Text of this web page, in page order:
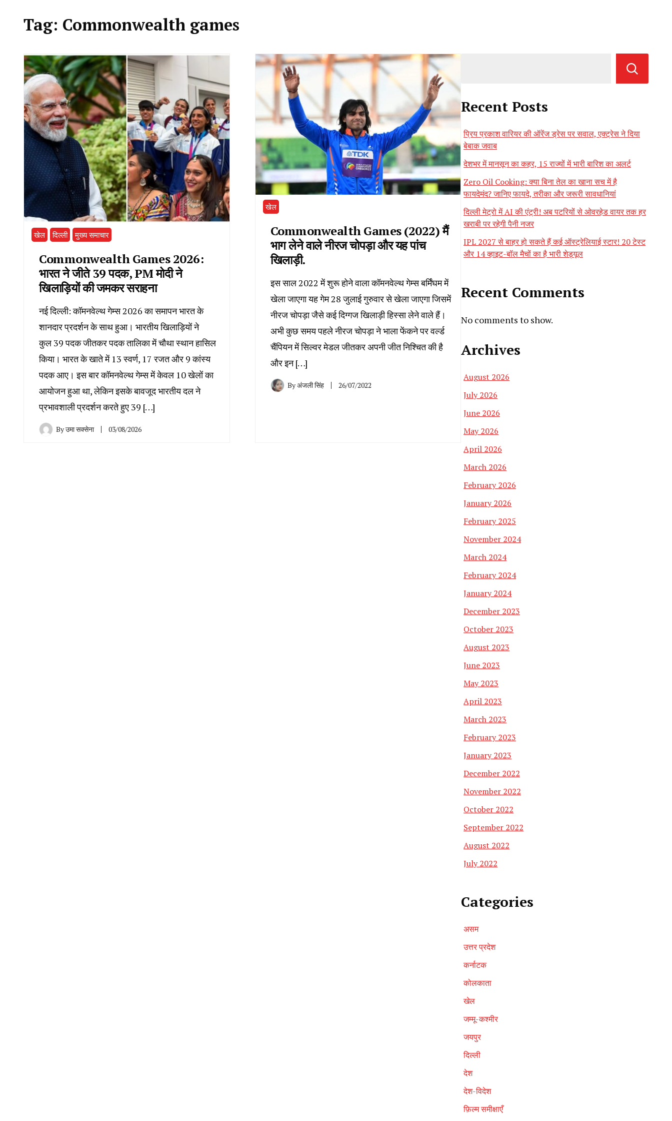
Tag: Commonwealth games
खेल दिल्ली मुख्य समाचार
Commonwealth Games 2026:
भारत ने जीते 39 पदक, PM मोदी ने
खिलाड़ियों की जमकर सराहना
नई दिल्ली: कॉमनवेल्थ गेम्स 2026 का समापन भारत के
शानदार प्रदर्शन के साथ हुआ। भारतीय खिलाड़ियों ने
कुल 39 पदक जीतकर पदक तालिका में चौथा स्थान हासिल
किया। भारत के खाते में 13 स्वर्ण, 17 रजत और 9 कांस्य
पदक आए। इस बार कॉमनवेल्थ गेम्स में केवल 10 खेलों का
आयोजन हुआ था, लेकिन इसके बावजूद भारतीय दल ने
प्रभावशाली प्रदर्शन करते हुए 39 […]
Byउमा सक्सेना 03/08/2026
खेल
Commonwealth Games (2022) मैं
भाग लेने वाले नीरज चोपड़ा और यह पांच
खिलाड़ी.
इस साल 2022 में शुरू होने वाला कॉमनवेल्थ गेम्स बर्मिंघम में
खेला जाएगा यह गेम 28 जुलाई गुरुवार से खेला जाएगा जिसमें
नीरज चोपड़ा जैसे कई दिग्गज खिलाड़ी हिस्सा लेने वाले हैं।
अभी कुछ समय पहले नीरज चोपड़ा ने भाला फेंकने पर वर्ल्ड
चैंपियन में सिल्वर मेडल जीतकर अपनी जीत निश्चित की है
और इन […]
Byअंजली सिंह 26/07/2022
Recent Posts
प्रिय प्रकाश वारियर की ऑरेंज ड्रेस पर सवाल, एक्ट्रेस ने दिया
बेबाक जवाब
देशभर में मानसून का कहर, 15 राज्यों में भारी बारिश का अलर्ट
Zero Oil Cooking: क्या बिना तेल का खाना सच में है
फायदेमंद? जानिए फायदे, तरीका और जरूरी सावधानियां
दिल्ली मेट्रो में AI की एंट्री! अब पटरियों से ओवरहेड वायर तक हर
खराबी पर रहेगी पैनी नजर
IPL 2027 से बाहर हो सकते हैं कई ऑस्ट्रेलियाई स्टार! 20 टेस्ट
और 14 व्हाइट-बॉल मैचों का है भारी शेड्यूल
Recent Comments
No comments to show.
Archives
August 2026
July 2026
June 2026
May 2026
April 2026
March 2026
February 2026
January 2026
February 2025
November 2024
March 2024
February 2024
January 2024
December 2023
October 2023
August 2023
June 2023
May 2023
April 2023
March 2023
February 2023
January 2023
December 2022
November 2022
October 2022
September 2022
August 2022
July 2022
Categories
असम
उत्तर प्रदेश
कर्नाटक
कोलकाता
खेल
जम्मू-कश्मीर
जयपुर
दिल्ली
देश
देश-विदेश
फ़िल्म समीक्षाएँ